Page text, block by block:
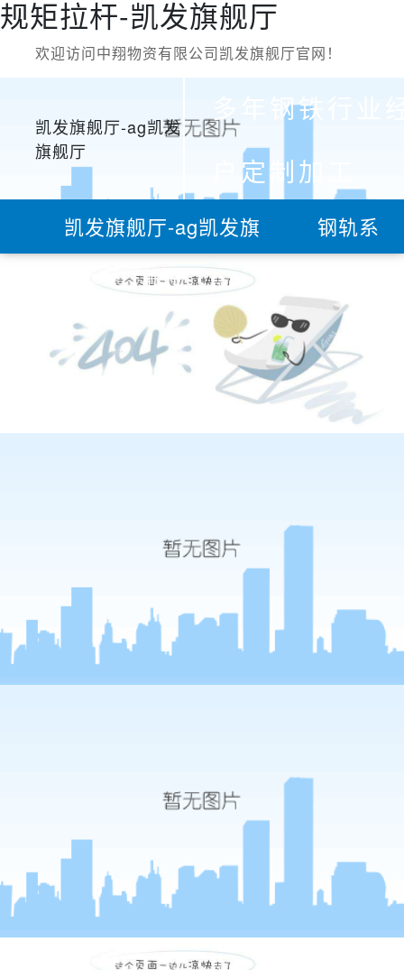
规矩拉杆-凯发旗舰厅
欢迎访问中翔物资有限公司凯发旗舰厅官网！
凯发旗舰厅-ag凯发
旗舰厅
多年钢铁行业
户定制加工
凯发旗舰厅-ag凯发旗
舰厅
钢轨系